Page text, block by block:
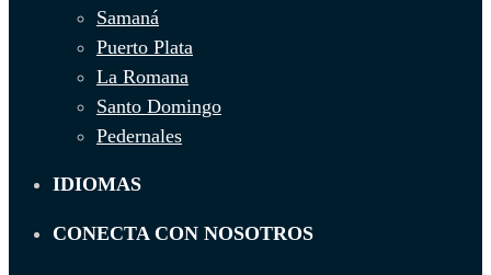
Samaná
Puerto Plata
La Romana
Santo Domingo
Pedernales
IDIOMAS
CONECTA CON NOSOTROS